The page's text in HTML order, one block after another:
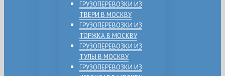
ГРУЗОПЕРЕВОЗКИ ИЗ
ТВЕРИ В МОСКВУ
ГРУЗОПЕРЕВОЗКИ ИЗ
ТОРЖКА В МОСКВУ
ГРУЗОПЕРЕВОЗКИ ИЗ
ТУЛЫ В МОСКВУ
ГРУЗОПЕРЕВОЗКИ ИЗ